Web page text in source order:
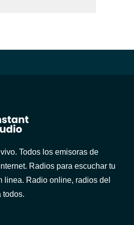
Todos los emisoras de
Radios para escuchar tu
linea. Radio online, radios del
todos.